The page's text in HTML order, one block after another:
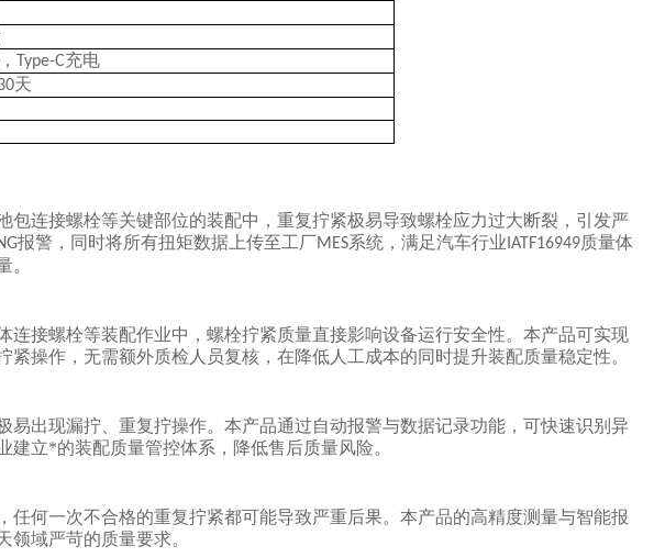
Type-C充电
天
包连接螺栓等关键部位的装配中，重复拧紧极易导致螺栓应力过大断裂，引发严
报警，同时将所有扭矩数据上传至工厂 MES系统，满足汽车行业IATF16949质量体
。
连接螺栓等装配作业中，螺栓拧紧质量直接影响设备运行安全性。本产品可实现
操作，无需额外质检人员复核，在降低人工成本的同时提升装配质量稳定性。
易出现漏拧、重复拧操作。本产品通过自动报警与数据记录功能，可快速识别异
立*的装配质量管控体系，降低售后质量风险。
任何一次不合格的重复拧紧都可能导致严重后果。本产品的高精度测量与智能报
域严苛的质量要求。